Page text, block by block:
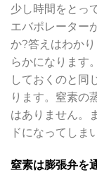
少し時間をとっ
エバポレーター
か?答えはわか
らかになります
しておくのと同
ります。窒素の
はありません。
ドになってしま
窒素は膨張弁を